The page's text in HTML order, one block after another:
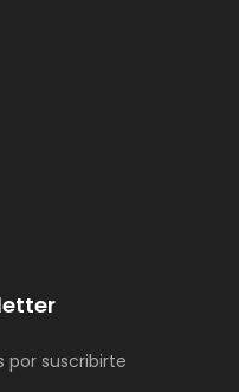
por suscribirte